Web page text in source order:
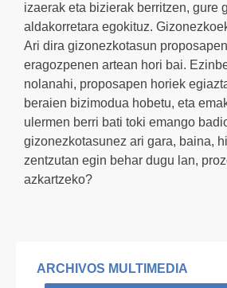
izaerak eta bizierak berritzen, gure
aldakorretara egokituz.
Ari dira gizonezkotasun
eragozpenen artean hori bai.
nolanahi, proposapen horiek
beraien bizimodua hobetu, eta
ulermen berri bati toki emango
gizonezkotasunez ari gara, baina,
zentzutan egin behar dugu lan,
azkartzeko?
ARCHIVOS MULTIMEDIA